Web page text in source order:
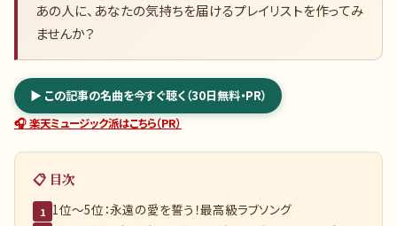
あの人に、あなたの気持ちを届けるプレイリストを作ってみ
ませんか？
▶ この記事の名曲を今すぐ聴く（30日無料・PR）
🎧 楽天ミュージック派はこちら（PR）
📋 目次
1 1位～5位：永遠の愛を誓う！最高級ラブソング